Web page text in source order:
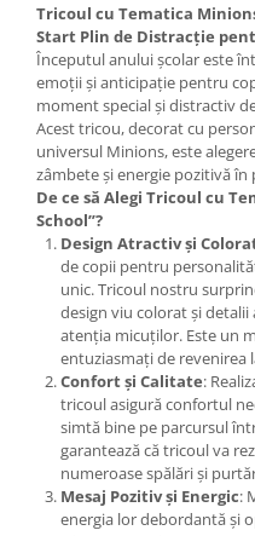
Tricoul cu Tematica
Start Plin de Distracție
Începutul anului școlar este
emoții și anticipație pentru
moment special și distractiv
Acest tricou, decorat cu
universul Minions, este
zâmbete și energie pozitivă în
De ce să Alegi Tricoul cu
School”?
Design Atractiv și
de copii pentru
unic. Tricoul nostru
design viu colorat și
atenția micuților. Este un
entuziasmați de revenirea
Confort și Calitate:
tricoul asigură confortul
simtă bine pe parcursul
garantează că tricoul va
numeroase spălări și
Mesaj Pozitiv și Energic:
energia lor debordantă și